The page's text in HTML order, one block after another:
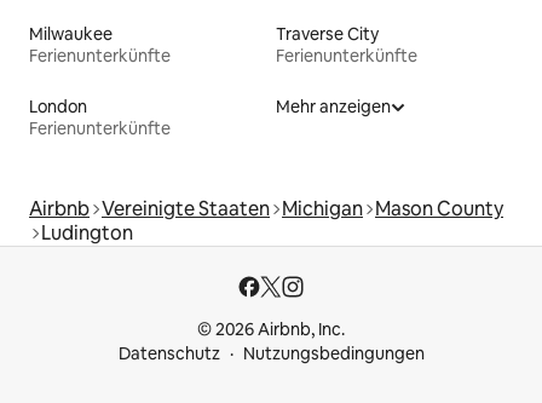
Milwaukee
Ferienunterkünfte
Traverse City
Ferienunterkünfte
London
Ferienunterkünfte
Mehr anzeigen
Airbnb Vereinigte Staaten Michigan Mason County
Ludington
© 2026 Airbnb, Inc.
Datenschutz
Nutzungsbedingungen